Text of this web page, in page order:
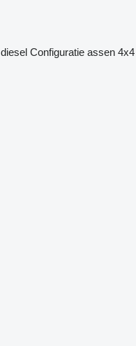
diesel Configuratie assen 4x4